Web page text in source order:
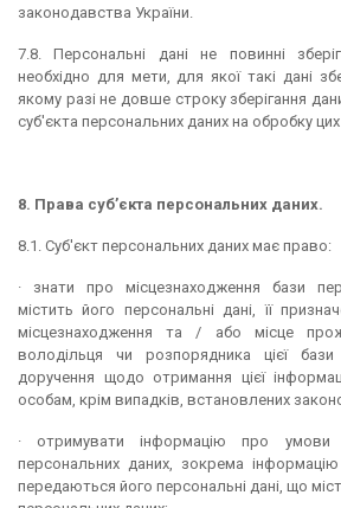
законодавства України.
7.8. Персональні дані не повинні
необхідно для мети, для якої такі дані
якому разі не довше строку зберігання
суб'єкта персональних даних на обробку
8. Права суб’єкта персональних даних.
8.1. Суб'єкт персональних даних має право:
· знати про місцезнаходження бази
містить його персональні дані, її
місцезнаходження та / або місце
володільця чи розпорядника цієї
доручення щодо отримання цієї
особам, крім випадків, встановлених
· отримувати інформацію про умови
персональних даних, зокрема
передаються його персональні дані, що